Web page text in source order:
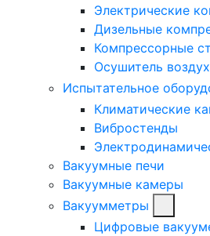
Электрические
Дизельные
Компрессорные
Осушитель
Испытательное
Климатические
Вибростенды
Вакуумные печи
Вакуумные камеры
Вакуумметры
Цифровые